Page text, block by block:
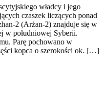
władcy i jego
czaszek liczących ponad
2 (Arżan-2) znajduje się w
w południowej Syberii.
Parę pochowano w
kopca o szerokości ok. […]